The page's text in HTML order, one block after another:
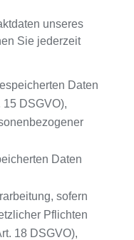
unseres
Sie jederzeit
Daten
15 DSGVO),
Daten
sofern
Pflichten
18 DSGVO),